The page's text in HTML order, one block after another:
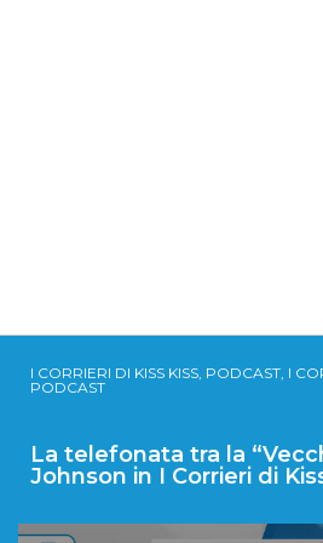
I CORRIERI DI KISS KISS, PODCAST, I
PODCAST
La telefonata tra la
Johnson in I Corrieri di